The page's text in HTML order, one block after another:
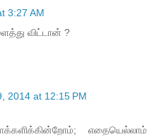
3:27 AM
விட்டான் ?
2014 at 12:15 PM
எதையெல்லாம்